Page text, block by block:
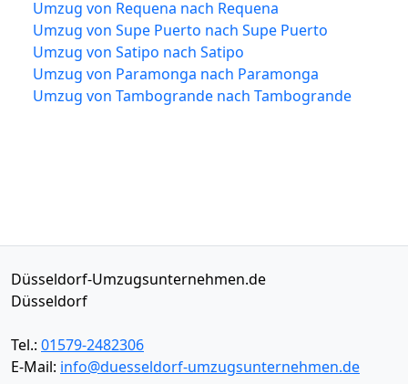
Umzug von Requena nach Requena
Umzug von Supe Puerto nach Supe Puerto
Umzug von Satipo nach Satipo
Umzug von Paramonga nach Paramonga
Umzug von Tambogrande nach Tambogrande
Düsseldorf-Umzugsunternehmen.de
Düsseldorf
Tel.: 01579-2482306
E-Mail: info@duesseldorf-umzugsunternehmen.de